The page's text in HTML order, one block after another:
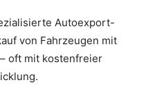
Autoexport-
von Fahrzeugen mit
oft mit kostenfreier